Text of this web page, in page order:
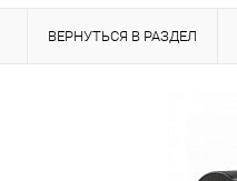
ВЕРНУТЬСЯ В РАЗДЕЛ